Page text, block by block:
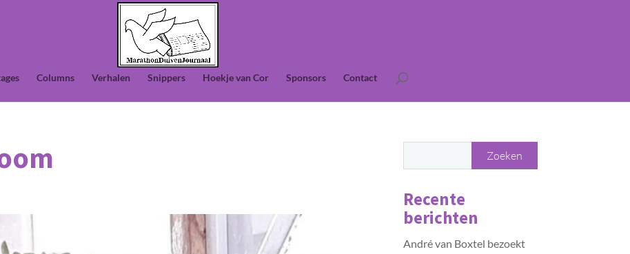
Columns Verhalen Snippers Hoekje van Cor Sponsors Contact
Recente
berichten
André van Boxtel bezoekt